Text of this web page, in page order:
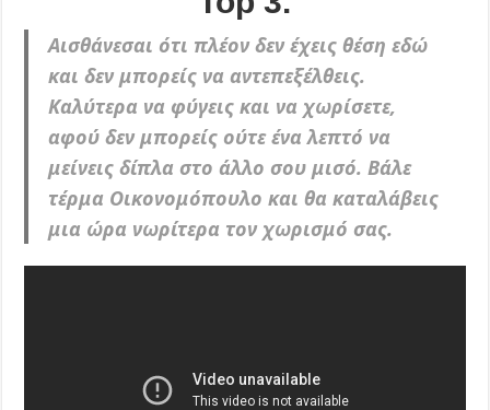
Αισθάνεσαι ότι πλέον δεν έχεις θέση εδώ
και δεν μπορείς να αντεπεξέλθεις.
Καλύτερα να φύγεις και να χωρίσετε,
αφού δεν μπορείς ούτε ένα λεπτό να
μείνεις δίπλα στο άλλο σου μισό. Βάλε
τέρμα Οικονομόπουλο και θα καταλάβεις
μια ώρα νωρίτερα τον χωρισμό σας.